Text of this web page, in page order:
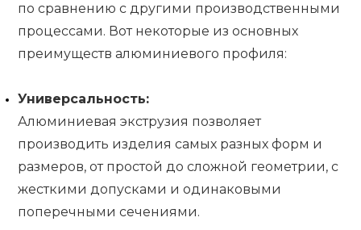
по сравнению с другими производственными
процессами. Вот некоторые из основных
преимуществ алюминиевого профиля:
Универсальность:
Алюминиевая экструзия позволяет
производить изделия самых разных форм и
размеров, от простой до сложной геометрии, с
жесткими допусками и одинаковыми
поперечными сечениями.